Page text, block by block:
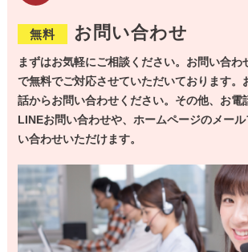
無料 お問い合わせ
まずはお気軽にご相談ください。お問い合わ
で無料でご対応させていただいております。
話からお問い合わせください。その他、お電
LINEお問い合わせや、ホームページのメー
い合わせいただけます。